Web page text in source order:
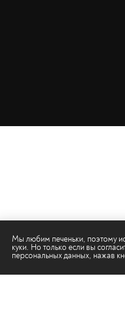
Мы любим печеньки, поэтому
куки. Но только если вы
персональных данных, нажав